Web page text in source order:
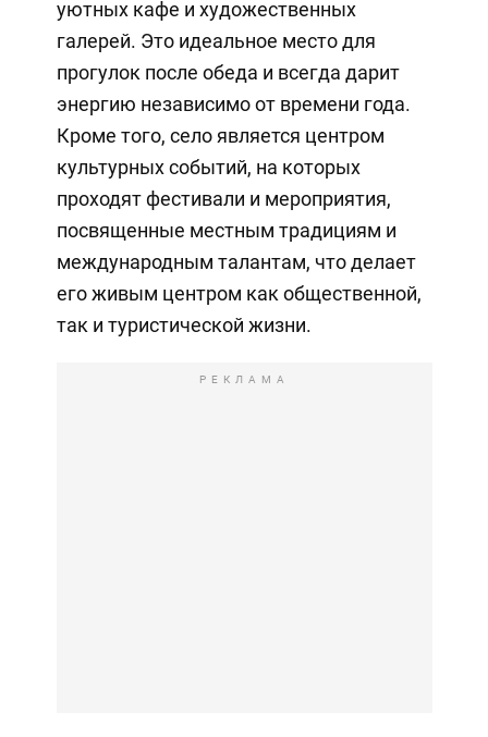
уютных кафе и художественных
галерей. Это идеальное место для
прогулок после обеда и всегда дарит
энергию независимо от времени года.
Кроме того, село является центром
культурных событий, на которых
проходят фестивали и мероприятия,
посвященные местным традициям и
международным талантам, что делает
его живым центром как общественной,
так и туристической жизни.
РЕКЛАМА